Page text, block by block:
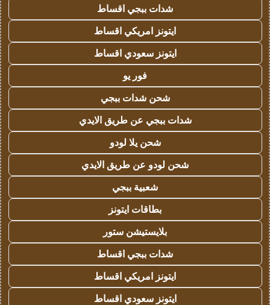
شدات ببجي اقساط
ايتونز امريكي اقساط
ايتونز سعودي اقساط
فور يو
شحن شدات ببجي
شدات ببجي عن طريق الايدي
شحن يلا لودو
شحن لودو عن طريق الايدي
شعبية ببجي
بطاقات ايتونز
بلايستيشن ستور
شدات ببجي اقساط
ايتونز امريكي اقساط
ايتونز سعودي اقساط